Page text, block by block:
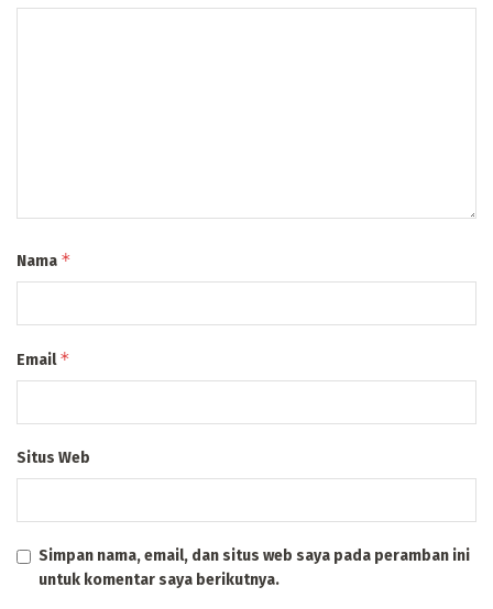
Nama *
Email*
Situs Web
Simpan nama, email, dan situs web saya pada peramban ini
untuk komentar saya berikutnya.